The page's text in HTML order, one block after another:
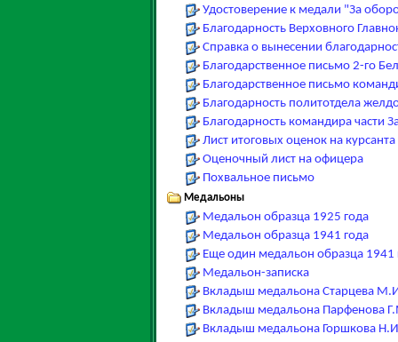
Удостоверение к медали "За
Благодарность Верховного
Справка о вынесении
Благодарственное письмо 2-го
Благодарственное письмо
Благодарность политотдела
Благодарность командира части
Лист итоговых оценок на
Оценочный лист на офицера
Похвальное письмо
Медальоны
Медальон образца 1925 года
Медальон образца 1941 года
Еще один медальон образца 1941
Медальон-записка
Вкладыш медальона Старцева
Вкладыш медальона Парфенова
Вкладыш медальона Горшкова